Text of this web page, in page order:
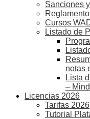
Sanciones
Cursos
Listado de
notas
Lista
–
Licencias 2026
Tarifas 2026
Tutorial